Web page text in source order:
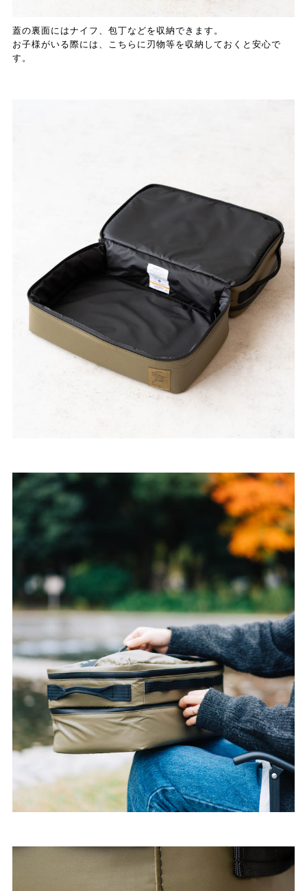
蓋の裏面にはナイフ、包丁などを収納できます。
お子様がいる際には、こちらに刃物等を収納しておくと安心で
す。